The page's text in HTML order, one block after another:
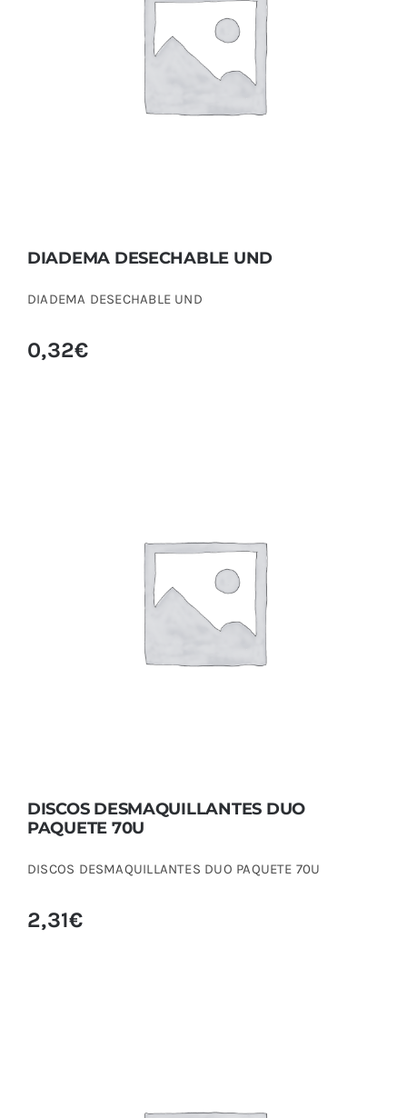
DIADEMA DESECHABLE UND
DIADEMA DESECHABLE UND
DIADEMA DESECHABLE UND
0,32€
DISCOS DESMAQUILLANTES DUO
PAQUETE 70U
DISCOS DESMAQUILLANTES DUO
PAQUETE 70U
DISCOS DESMAQUILLANTES DUO PAQUETE 70U
2,31€